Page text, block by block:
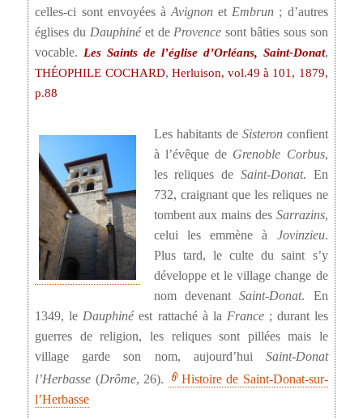
celles-ci sont envoyées àAvignon etEmbrun ; d’autres
églises duDauphinéet deProvence sont bâties sous son
vocable.Les Saints de l’église d’Orléans, Saint-Donat,
THÉOPHILE COCHARD, Herluison, vol.49 à 101, 1879,
p.88
Les habitants de Sisteronconfient
à l’évêque de Grenoble Corbus,
les reliques de Saint-Donat. En
732, craignant que les reliques ne
tombent aux mains des Sarrazins,
celui les emmène à Jovinzieu.
Plus tard, le culte du saint s’y
développe et le village change de
nom devenantSaint-Donat. En
1349, leDauphinéest rattaché à la France; durant les
guerres de religion, les reliques sont pillées mais le
village garde son nom, aujourd’hui Saint-Donat
l’Herbasse (Drôme, 26).
Histoire de Saint-Donat-sur-
l’Herbasse